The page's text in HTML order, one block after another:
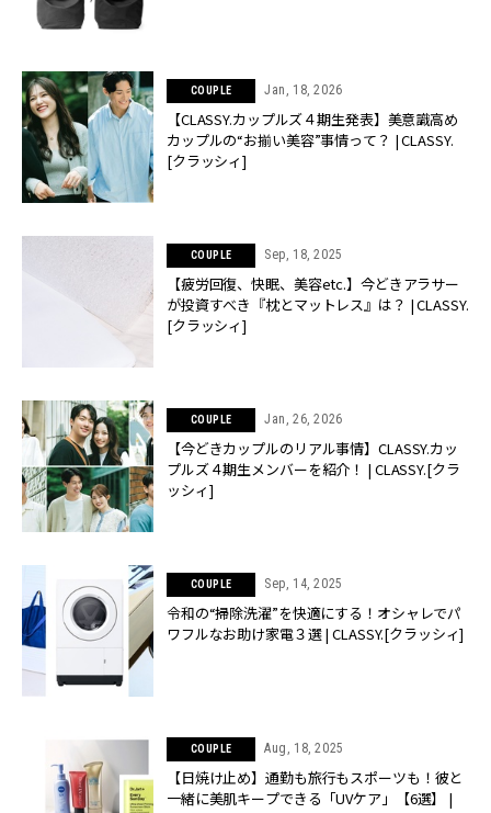
COUPLE Jan, 18, 2026
【CLASSY.カップルズ４期生発表】美意識高め
カップルの“お揃い美容”事情って？ | CLASSY.
[クラッシィ]
COUPLE Sep, 18, 2025
【疲労回復、快眠、美容etc.】今どきアラサー
が投資すべき『枕とマットレス』は？ | CLASSY.
[クラッシィ]
COUPLE Jan, 26, 2026
【今どきカップルのリアル事情】CLASSY.カッ
プルズ４期生メンバーを紹介！ | CLASSY.[クラ
ッシィ]
COUPLE Sep, 14, 2025
令和の“掃除洗濯”を快適にする！オシャレでパ
ワフルなお助け家電３選 | CLASSY.[クラッシィ]
COUPLE Aug, 18, 2025
【日焼け止め】通勤も旅行もスポーツも！彼と
一緒に美肌キープできる「UVケア」【6選】 |